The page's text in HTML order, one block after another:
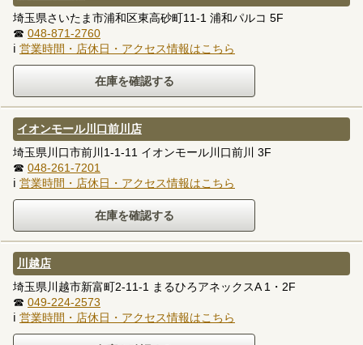
埼玉県さいたま市浦和区東高砂町11-1 浦和パルコ 5F
☎ 048-871-2760
ℹ 営業時間・店休日・アクセス情報はこちら
イオンモール川口前川店
埼玉県川口市前川1-1-11 イオンモール川口前川 3F
☎ 048-261-7201
ℹ 営業時間・店休日・アクセス情報はこちら
川越店
埼玉県川越市新富町2-11-1 まるひろアネックスA 1・2F
☎ 049-224-2573
ℹ 営業時間・店休日・アクセス情報はこちら